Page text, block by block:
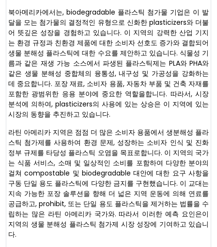
북아메리카에서는, biodegradable 플라스틱 첨가물 기업은 이 발
달을 모는 첨가물의 결정적인 유형으로 신화한 plasticizers와 더불
어 뜻깊은 성장을 경험하고 있습니다. 이 지역의 강력한 산업 기지
는 환경 규정과 친환경 제품에 대한 소비자 선호도 증가와 결합되어
생물 분해성 플라스틱에 대한 수요를 제안하고 있습니다. 식물성 기
름과 같은 재생 가능 소스에서 파생된 플라스틱제는 PLA와 PHA와
같은 생물 분해성 중합체의 융통성, 내구성 및 가공성을 강화하는
데 중요합니다. 포장 재료, 소비자 용품, 자동차 부품 및 건축 자재를
포함한 광범위한 응용 분야에 중요한 역할을합니다. 따라서, 시장
분석에 의하여, plasticizers의 사용에 있는 상승은 이 지역에 있는
시장의 동향을 추진하고 있습니다.
라틴 아메리카 지역은 점점 더 많은 소비자 용품에서 생분해성 플라
스틱 첨가제를 사용하여 환경 문제, 성장하는 소비자 인식 및 진화
정부 규제를 타당성 플라스틱 오염을 목표로합니다. 이 지역의 국가
는 식품 서비스, 소매 및 일상적인 소비를 포함하여 다양한 분야의
걸쳐 compostable 및 biodegradable 대안에 대한 요구 사항을
구동 단일 용도 플라스틱에 다양한 금지를 구현했습니다. 이 교대는
지속 가능한 포장 솔루션을 향해 더 넓은 지역 운동에 의해 연료를
공급하고, prohibit, 또는 단일 용도 플라스틱을 제거하는 법률을 수
립하는 많은 라틴 아메리카 국가와. 따라서 이러한 예측 요인은이
지역의 생물 분해성 플라스틱 첨가제 시장 성장에 기여하고 있습니
다.